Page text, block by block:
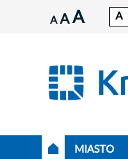
A A A A
MIASTO